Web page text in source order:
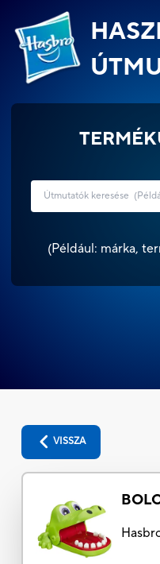
(Például: márka,
VISSZA